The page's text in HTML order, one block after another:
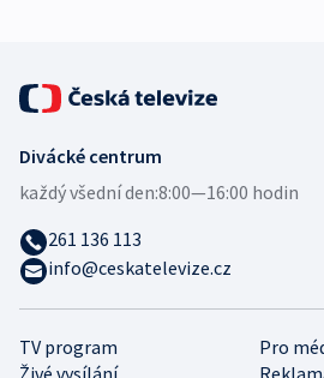
TV program
Pro
Divácké centrum
každý všední den:8:00—16:00 hodin
261 136 113
info@ceskatelevize.cz